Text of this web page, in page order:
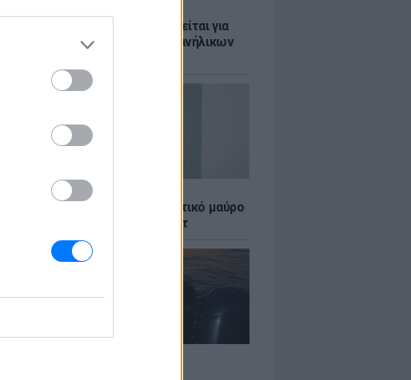
ΗΠΑ: Δασκάλα χορού κατηγορείται για
σeξουαλική κακοποίηση δύο ανήλικων
LIFESTYLE
Κάια Γκέρμπερ: Με αποκαλυπτικό μαύρο
look θύμισε τη Σίντι Κρόφορντ